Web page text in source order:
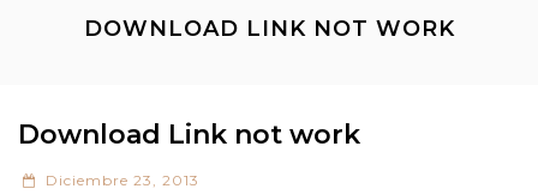
DOWNLOAD LINK NOT WORK
Download Link not work
Diciembre 23, 2013